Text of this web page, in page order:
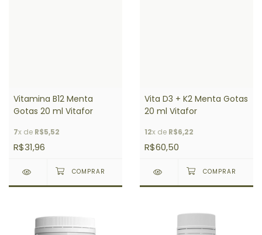
Vitamina B12 Menta
Gotas 20 ml Vitafor
7x de R$5,52
R$31,96
Vita D3 + K2 Menta Gotas
20 ml Vitafor
12x de R$6,22
R$60,50